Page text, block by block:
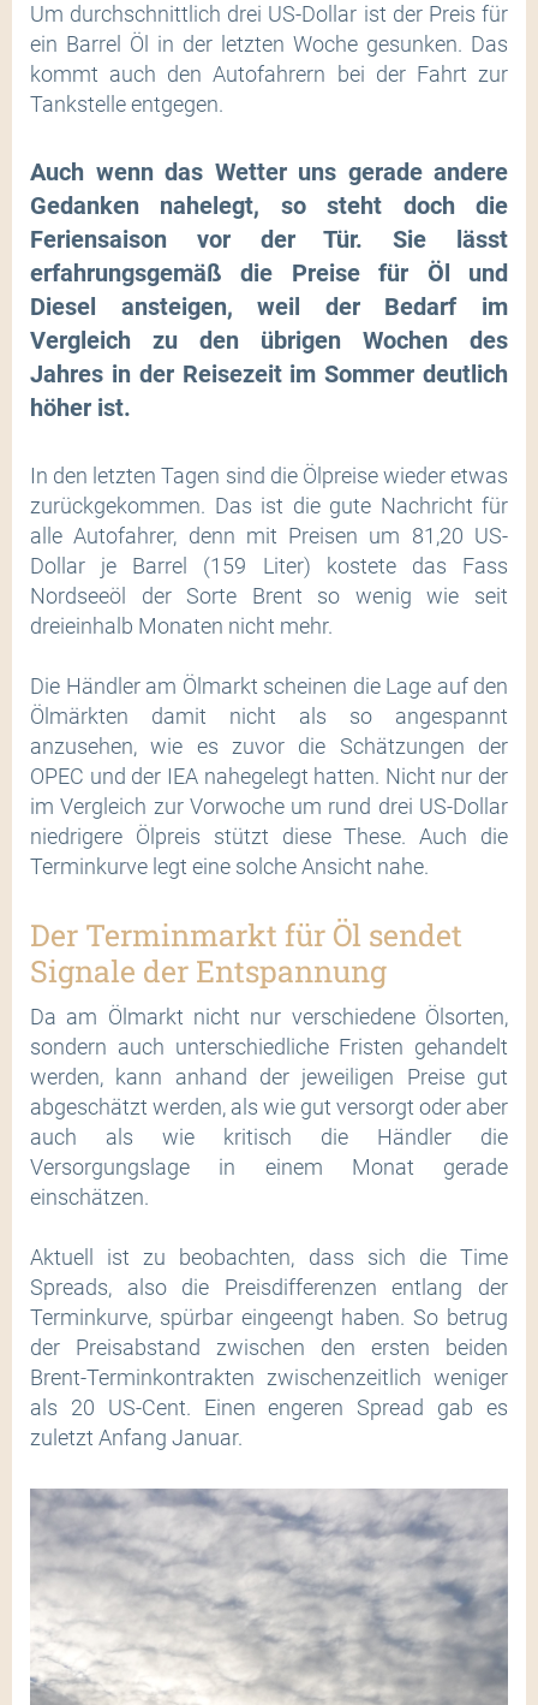
Um durchschnittlich drei US-Dollar ist der Preis für
ein Barrel Öl in der letzten Woche gesunken. Das
kommt auch den Autofahrern bei der Fahrt zur
Tankstelle entgegen.
Auch wenn das Wetter uns gerade andere
Gedanken nahelegt, so steht doch die
Feriensaison vor der Tür. Sie lässt
erfahrungsgemäß die Preise für Öl und
Diesel ansteigen, weil der Bedarf im
Vergleich zu den übrigen Wochen des
Jahres in der Reisezeit im Sommer deutlich
höher ist.
In den letzten Tagen sind die Ölpreise wieder etwas
zurückgekommen. Das ist die gute Nachricht für
alle Autofahrer, denn mit Preisen um 81,20 US-
Dollar je Barrel (159 Liter) kostete das Fass
Nordseeöl der Sorte Brent so wenig wie seit
dreieinhalb Monaten nicht mehr.
Die Händler am Ölmarkt scheinen die Lage auf den
Ölmärkten damit nicht als so angespannt
anzusehen, wie es zuvor die Schätzungen der
OPEC und der IEA nahegelegt hatten. Nicht nur der
im Vergleich zur Vorwoche um rund drei US-Dollar
niedrigere Ölpreis stützt diese These. Auch die
Terminkurve legt eine solche Ansicht nahe.
Der Terminmarkt für Öl sendet
Signale der Entspannung
Da am Ölmarkt nicht nur verschiedene Ölsorten,
sondern auch unterschiedliche Fristen gehandelt
werden, kann anhand der jeweiligen Preise gut
abgeschätzt werden, als wie gut versorgt oder aber
auch als wie kritisch die Händler die
Versorgungslage in einem Monat gerade
einschätzen.
Aktuell ist zu beobachten, dass sich die Time
Spreads, also die Preisdifferenzen entlang der
Terminkurve, spürbar eingeengt haben. So betrug
der Preisabstand zwischen den ersten beiden
Brent-Terminkontrakten zwischenzeitlich weniger
als 20 US-Cent. Einen engeren Spread gab es
zuletzt Anfang Januar.